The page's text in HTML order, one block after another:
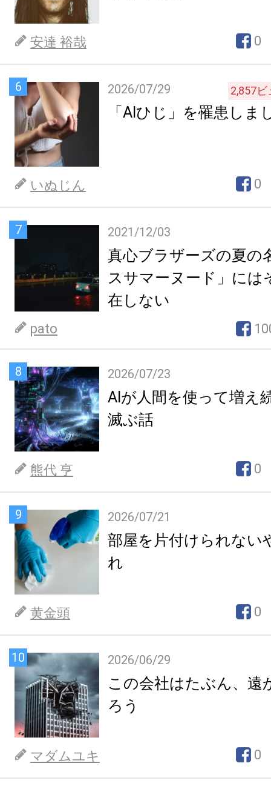
安達 裕哉 0
6 2026/07/29 2,857ビ
「AIひじ」を罹患しま
いぬじん 0
7 2021/12/03
真心ブラザーズの夏の
スサマーヌード」には
在しない
pato
8 2026/07/23
AIが人間を使って増え
滅ぶ話
熊代 亨 0
9 2026/07/21
部屋を片付けられない
れ
黄金頭 0
10 2026/06/29
この会社はたぶん、遠
ろう
マダムユキ 0